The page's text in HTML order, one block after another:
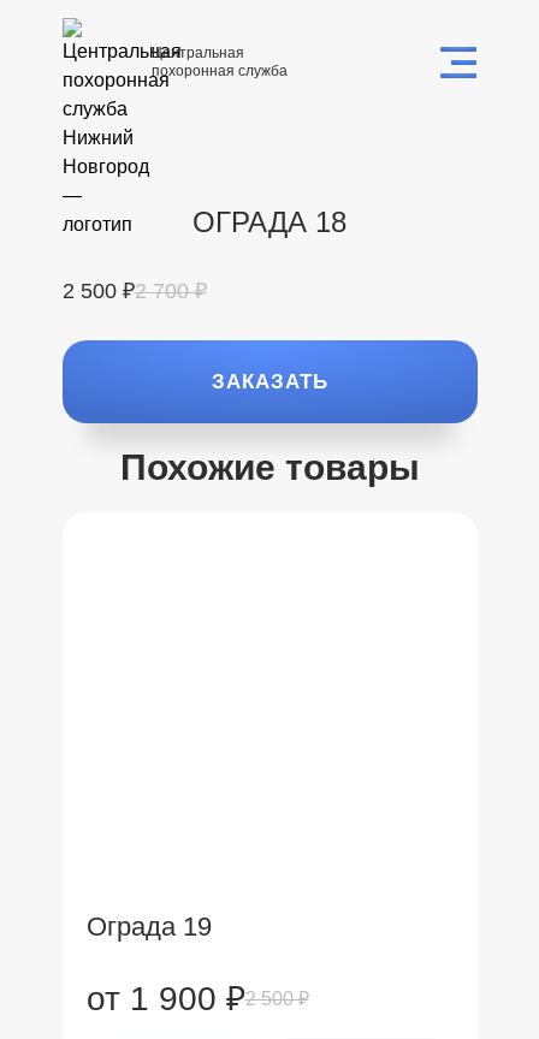
Центральная
похоронная служба
ОГРАДА 18
2 500 ₽2 700 ₽
ЗАКАЗАТЬ
Похожие товары
Ограда 19
от 1 900 ₽2 500 ₽